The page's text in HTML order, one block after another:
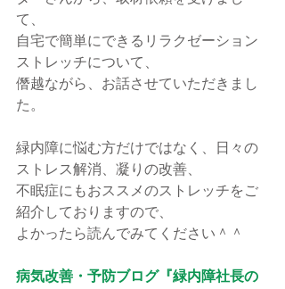
て、
自宅で簡単にできるリラクゼーション
ストレッチについて、
僭越ながら、お話させていただきまし
た。
緑内障に悩む方だけではなく、日々の
ストレス解消、凝りの改善、
不眠症にもおススメのストレッチをご
紹介しておりますので、
よかったら読んでみてください＾＾
病気改善・予防ブログ『緑内障社長の